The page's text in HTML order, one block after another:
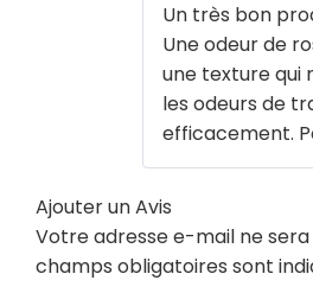
Un très bon
Une odeur de
une texture qui
les odeurs de
efficacement.
Ajouter un Avis
Votre adresse e-mail ne sera
champs obligatoires sont